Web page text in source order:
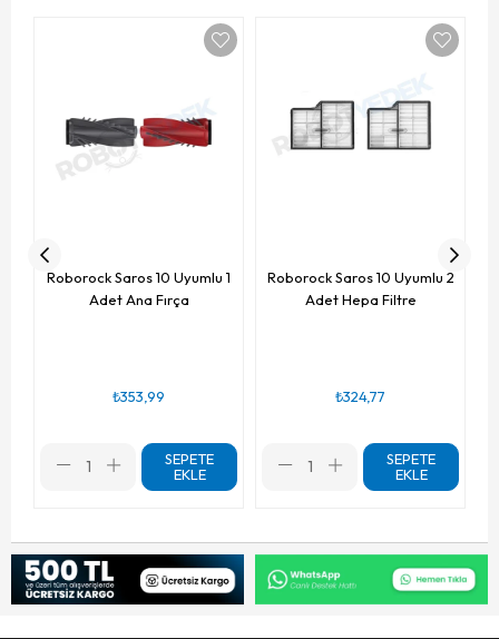
Roborock Saros 10 Uyumlu 1
Adet Ana Fırça
₺353,99
SEPETE
EKLE
Roborock Saros 10 Uyumlu 2
Adet Hepa Filtre
₺324,77
SEPETE
EKLE